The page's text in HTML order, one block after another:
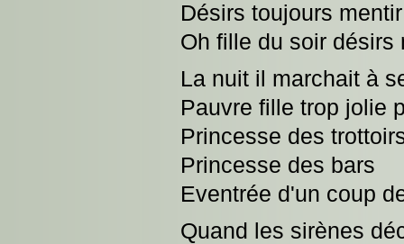
Désirs toujours mentir
Oh fille du soir désirs
La nuit il marchait à
Pauvre fille trop jolie
Princesse des
Princesse des bars
Eventrée d'un coup
Quand les sirènes